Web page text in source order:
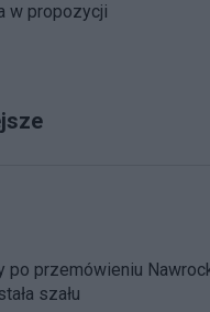
w propozycji
po przemówieniu
szału